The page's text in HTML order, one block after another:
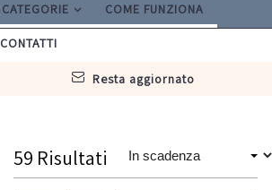
CATEGORIE COME FUNZIONA
CONTATTI
resta aggiornato
59 Risultati